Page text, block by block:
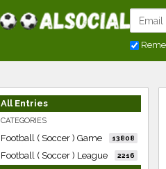
All Entries
CATEGORIES
Football ( Soccer ) Game 13808
Football ( Soccer ) League 2216